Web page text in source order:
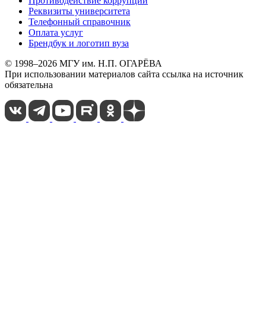
Реквизиты университета
Телефонный справочник
Оплата услуг
Брендбук и логотип вуза
© 1998–2026 МГУ им. Н.П. ОГАРЁВА
При использовании материалов сайта ссылка на источник
обязательна